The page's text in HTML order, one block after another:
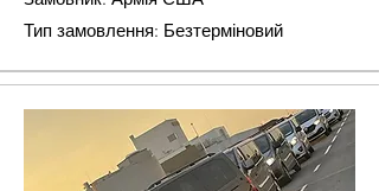
Тип замовлення: Безтерміновий